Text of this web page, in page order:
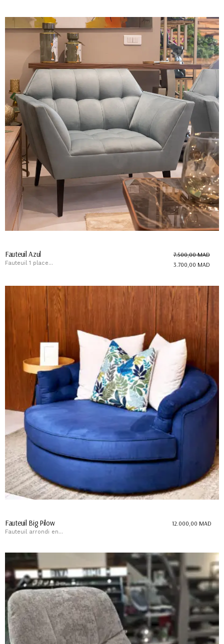
Fauteuil Azul
Fauteuil 1 place...
7.500,00MAD
3.700,00 MAD
Fauteuil Big Pilow
Fauteuil arrondi en...
12.000,00 MAD